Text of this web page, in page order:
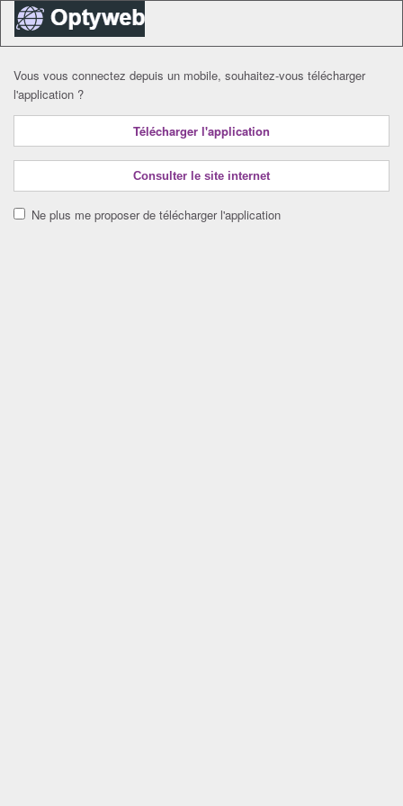
Vous vous connectez depuis un mobile, souhaitez-vous télécharger
l'application ?
Télécharger l'application
Consulter le site internet
Ne plus me proposer de télécharger l'application